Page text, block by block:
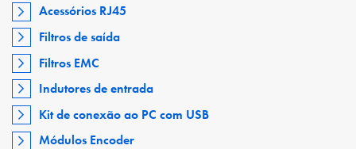
Acessórios RJ45
Filtros de saída
Filtros EMC
Indutores de entrada
Kit de conexão ao PC com USB
Módulos Encoder